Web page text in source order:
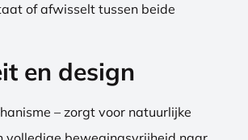
of afwisselt tussen beide
en design
– zorgt voor natuurlijke